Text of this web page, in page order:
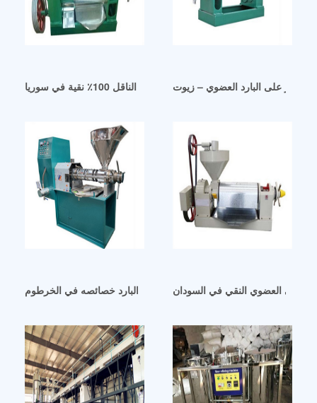
بذور الكتان – زيت بذور الكتان الناقل 100٪ نقية في سوريا
على البارد العضوي – زيوت
زيت بذرة الكتان المعصور على البارد خصائصه في الخرطوم
العضوي النقي في السودان